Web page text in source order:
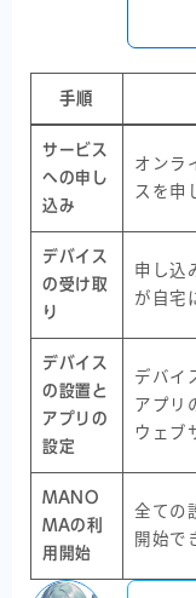
手順
サービス
への申し
込み
オンラ
スを申
デバイス
の受け取
り
申し込
が自宅
デバイス
の設置と
アプリの
設定
デバイ
アプリ
ウェブ
MANO
MAの利
用開始
全ての
開始で